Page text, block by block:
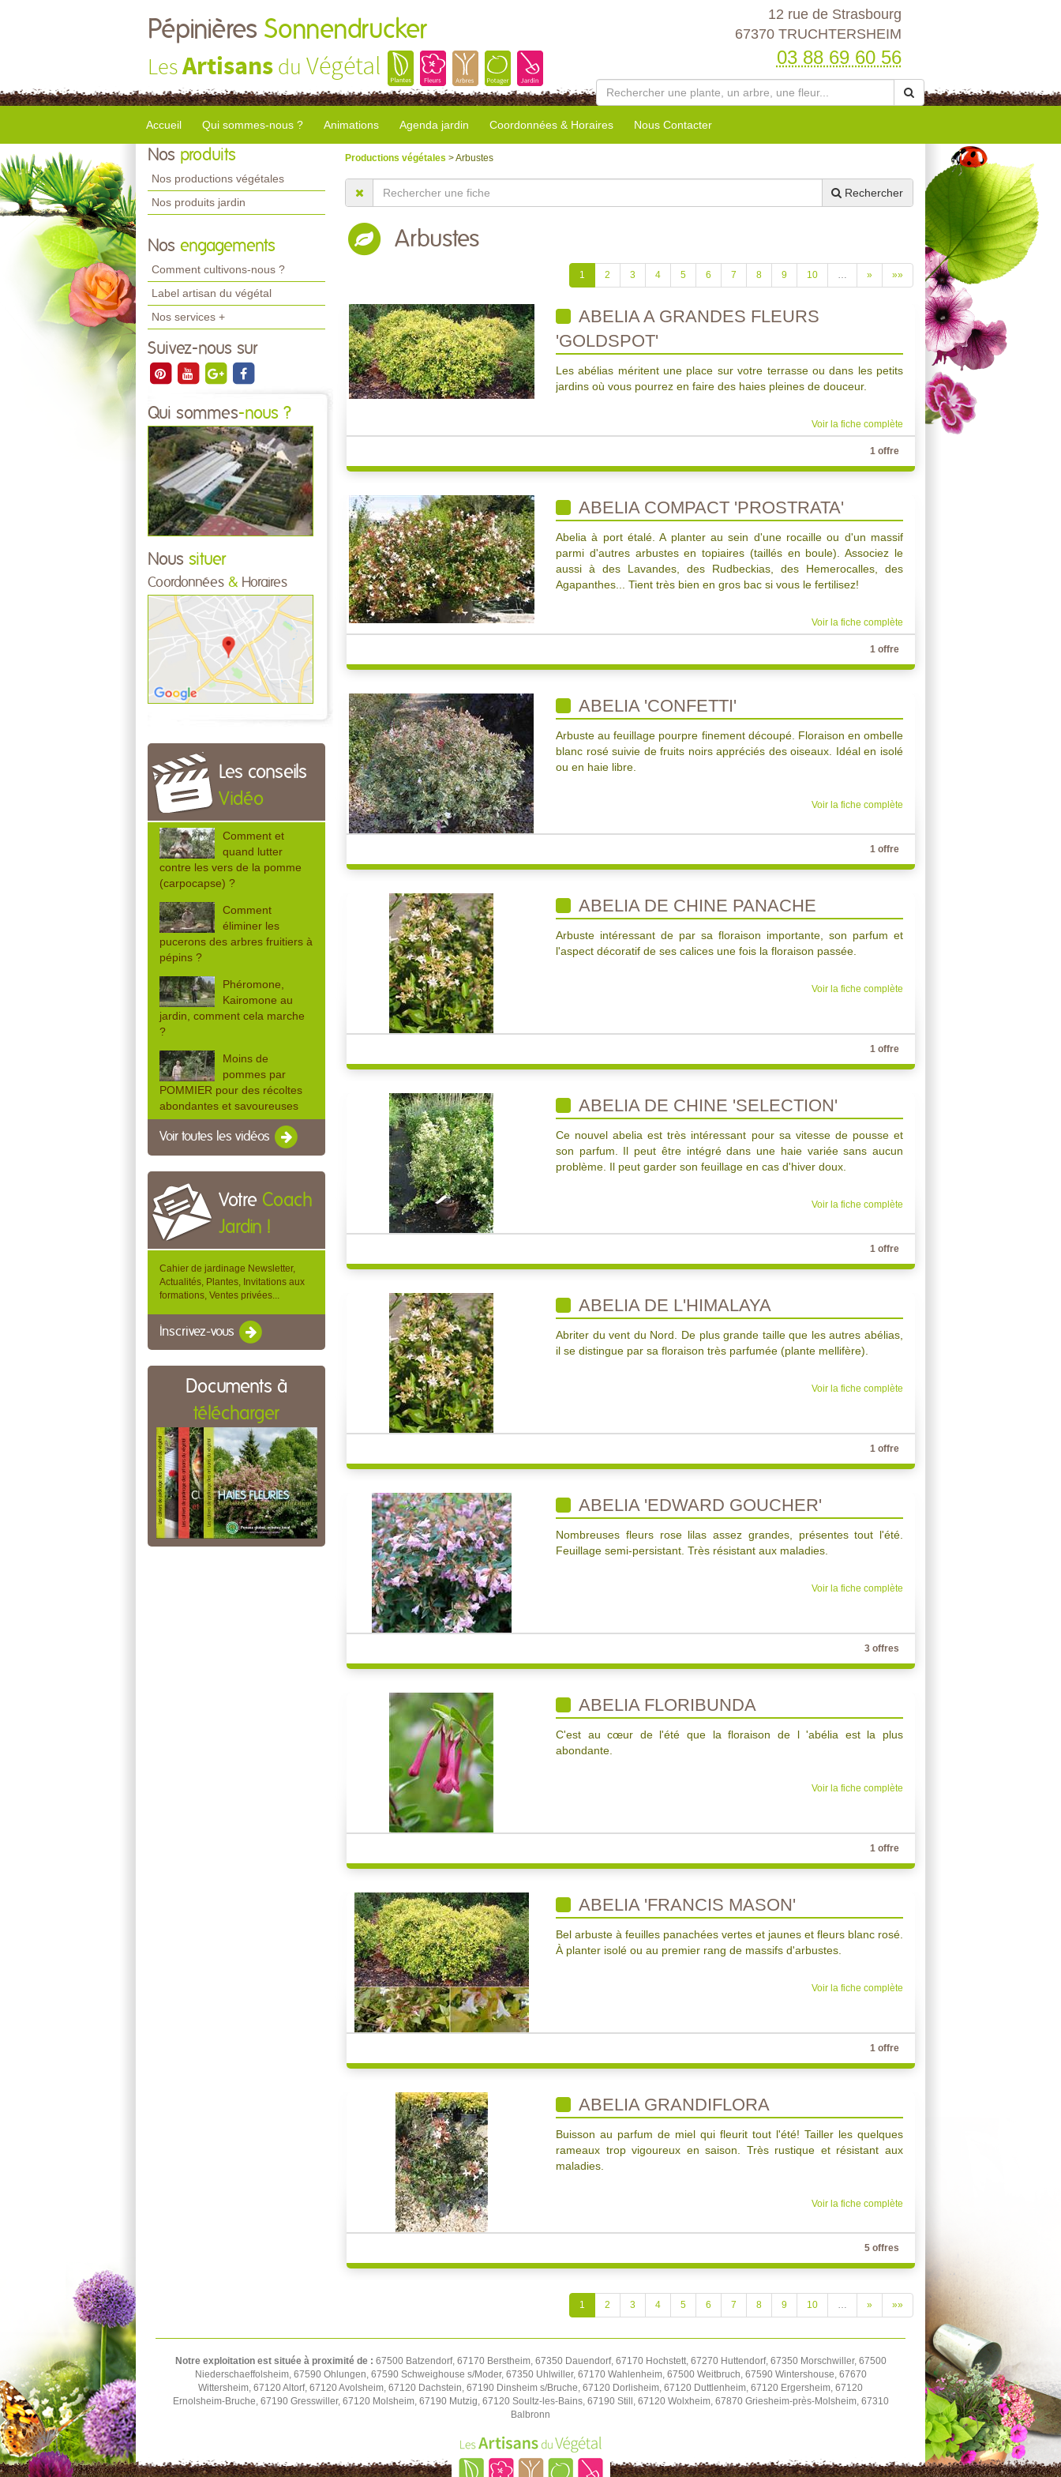
Pépinières Sonnendrucker
LesArtisans du Végétal
12 rue de Strasbourg
67370 TRUCHTERSHEIM
03 88 69 60 56
Accueil Qui sommes-nous ? Animations Agenda jardin Coordonnées & Horaires Nous Contacter
Nos produits
Nos productions végétales
Nos produits jardin
Nos engagements
Comment cultivons-nous ?
Label artisan du végétal
Nos services +
Suivez-nous sur
Qui sommes-nous ?
Nous situer
Coordonnées & Horaires
Les conseils
Vidéo
Comment et
quand lutter
contre les vers de la pomme
(carpocapse) ?
Comment
éliminer les
pucerons des arbres fruitiers à
pépins ?
Phéromone,
Kairomone au
jardin, comment cela marche
?
Moins de
pommes par
POMMIER pour des récoltes
abondantes et savoureuses
Voir toutes les vidéos
Votre Coach
Jardin !
Cahier de jardinage Newsletter,
Actualités, Plantes, Invitations aux
formations, Ventes privées...
Inscrivez-vous
Documents à
télécharger
Productions végétales > Arbustes
Rechercher
Arbustes
1 2 3 4 5 6 7 8 9 10 … » »»
ABELIA A GRANDES FLEURS
'GOLDSPOT'
Les abélias méritent une place sur votre terrasse ou dans les petits
jardins où vous pourrez en faire des haies pleines de douceur.
Voir la fiche complète
1 offre
ABELIA COMPACT 'PROSTRATA'
Abelia à port étalé. A planter au sein d'une rocaille ou d'un massif
parmi d'autres arbustes en topiaires (taillés en boule). Associez le
aussi à des Lavandes, des Rudbeckias, des Hemerocalles, des
Agapanthes... Tient très bien en gros bac si vous le fertilisez!
Voir la fiche complète
1 offre
ABELIA 'CONFETTI'
Arbuste au feuillage pourpre finement découpé. Floraison en ombelle
blanc rosé suivie de fruits noirs appréciés des oiseaux. Idéal en isolé
ou en haie libre.
Voir la fiche complète
1 offre
ABELIA DE CHINE PANACHE
Arbuste intéressant de par sa floraison importante, son parfum et
l'aspect décoratif de ses calices une fois la floraison passée.
Voir la fiche complète
1 offre
ABELIA DE CHINE 'SELECTION'
Ce nouvel abelia est très intéressant pour sa vitesse de pousse et
son parfum. Il peut être intégré dans une haie variée sans aucun
problème. Il peut garder son feuillage en cas d'hiver doux.
Voir la fiche complète
1 offre
ABELIA DE L'HIMALAYA
Abriter du vent du Nord. De plus grande taille que les autres abélias,
il se distingue par sa floraison très parfumée (plante mellifère).
Voir la fiche complète
1 offre
ABELIA 'EDWARD GOUCHER'
Nombreuses fleurs rose lilas assez grandes, présentes tout l'été.
Feuillage semi-persistant. Très résistant aux maladies.
Voir la fiche complète
3 offres
ABELIA FLORIBUNDA
C'est au cœur de l'été que la floraison de l 'abélia est la plus
abondante.
Voir la fiche complète
1 offre
ABELIA 'FRANCIS MASON'
Bel arbuste à feuilles panachées vertes et jaunes et fleurs blanc rosé.
À planter isolé ou au premier rang de massifs d'arbustes.
Voir la fiche complète
1 offre
ABELIA GRANDIFLORA
Buisson au parfum de miel qui fleurit tout l'été! Tailler les quelques
rameaux trop vigoureux en saison. Très rustique et résistant aux
maladies.
Voir la fiche complète
5 offres
1 2 3 4 5 6 7 8 9 10 … » »»
Notre exploitation est située à proximité de : 67500 Batzendorf, 67170 Berstheim, 67350 Dauendorf, 67170 Hochstett, 67270 Huttendorf, 67350 Morschwiller, 67500
Niederschaeffolsheim, 67590 Ohlungen, 67590 Schweighouse s/Moder, 67350 Uhlwiller, 67170 Wahlenheim, 67500 Weitbruch, 67590 Wintershouse, 67670
Wittersheim, 67120 Altorf, 67120 Avolsheim, 67120 Dachstein, 67190 Dinsheim s/Bruche, 67120 Dorlisheim, 67120 Duttlenheim, 67120 Ergersheim, 67120
Ernolsheim-Bruche, 67190 Gresswiller, 67120 Molsheim, 67190 Mutzig, 67120 Soultz-les-Bains, 67190 Still, 67120 Wolxheim, 67870 Griesheim-près-Molsheim, 67310
Balbronn